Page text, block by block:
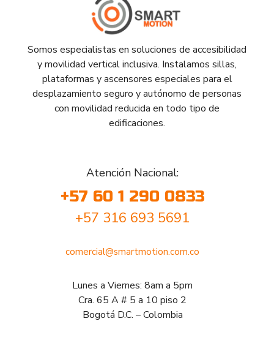
Somos especialistas en soluciones de accesibilidad
y movilidad vertical inclusiva. Instalamos sillas,
plataformas y ascensores especiales para el
desplazamiento seguro y autónomo de personas
con movilidad reducida en todo tipo de
edificaciones.
Atención Nacional:
+57 60 1 290 0833
+57 316 693 5691
comercial@smartmotion.com.co
Lunes a Viernes: 8am a 5pm
Cra. 65 A # 5 a 10 piso 2
Bogotá D.C. – Colombia